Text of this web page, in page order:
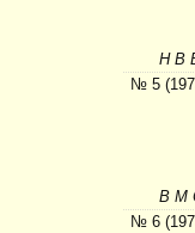
Н В
№ 5
В М
№ 6